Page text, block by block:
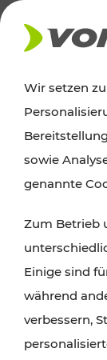
Wien,
Radtouren
Attraktionen
Angeboten
Wir setzen
sowie
genannte
Zum Betrieb
Einige sind
während
verbessern,